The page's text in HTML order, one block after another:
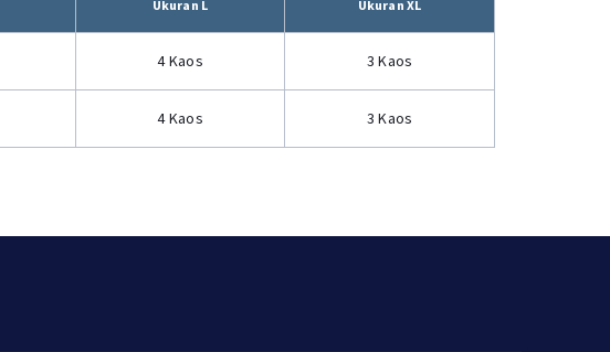
Ukuran L Ukuran XL
4 Kaos 3 Kaos
4 Kaos 3 Kaos